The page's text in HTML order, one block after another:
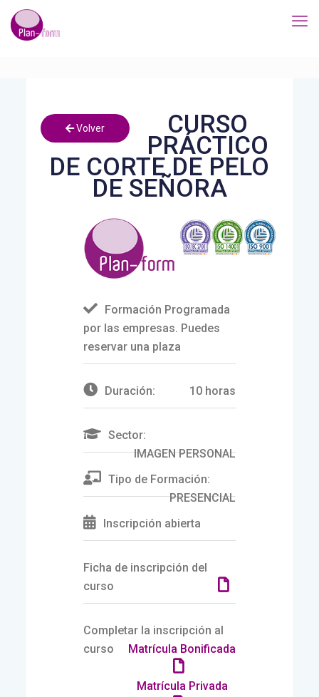
Volver CURSO
PRÁCTICO
DE CORTE DE PELO
DE SEÑORA
Formación Programada
por las empresas. Puedes
reservar una plaza
Duración: 10 horas
Sector:
IMAGEN PERSONAL
Tipo de Formación:
PRESENCIAL
Inscripción abierta
Ficha de inscripción del
curso
Completar la inscripción al
curso
Matrícula Bonificada
Matrícula Privada